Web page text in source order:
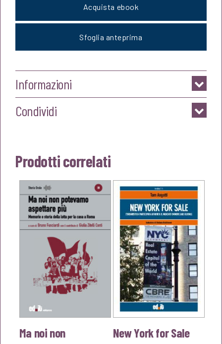
Acquista ebook
Sfoglia anteprima
Informazioni
Condividi
Prodotti correlati
Ma noi non
New York for Sale